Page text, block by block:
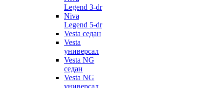
Legend 3-dr
Niva
Legend 5-dr
Vesta седан
Vesta
универсал
Vesta NG
седан
Vesta NG
универсал